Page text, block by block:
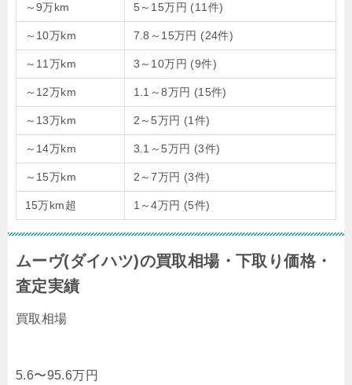
～9万km 5～15万円 (11件)
～10万km 7.8～15万円 (24件)
～11万km 3～10万円 (9件)
～12万km 1.1～8万円 (15件)
～13万km 2～5万円 (1件)
～14万km 3.1～5万円 (3件)
～15万km 2～7万円 (3件)
15万km超 1～4万円 (5件)
ムーヴ(ダイハツ)の買取相場・下取り価格・
査定実績
買取相場
5.6〜95.6万円